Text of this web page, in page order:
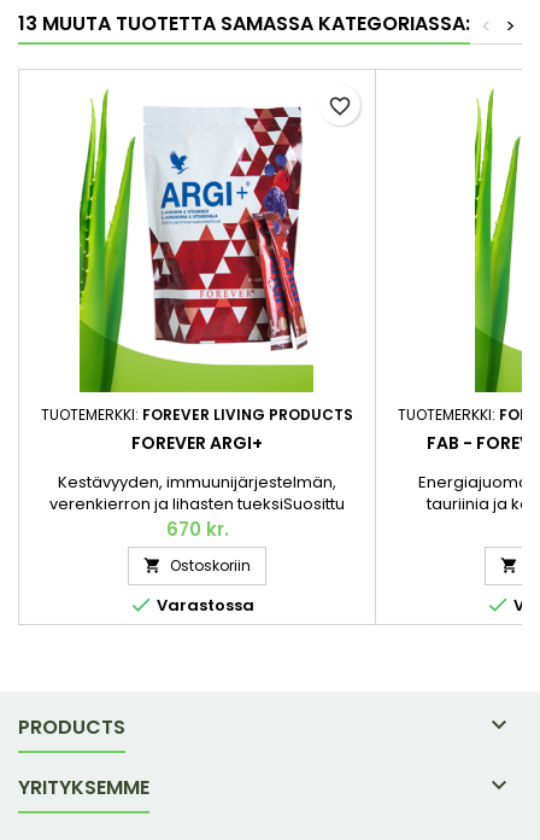
13 MUUTA TUOTETTA SAMASSA KATEGORIASSA: >
<
TUOTEMERKKI: FOREVER LIVING PRODUCTS
FOREVER ARGI+
Kestävyyden, immuunijärjestelmän,
verenkierron ja lihasten tueksiSuosittu
ravintolisämme sinulle, joka elät – tai
haluat elää – aktiivista elämäntapaa.
Sisältää aminohappo L-arginiinia sekä
useita tärkeitä vitamiineja, jotka tukevat
aktiivista elämäntapaa. 300 g / 30
670 kr.
 Ostoskoriin
 Varastossa
favorite_border
TUOTEMERKKI:
FAB -
Energiajuoma,
tauriinia ja
FAB Forever
joka antaa
kun tarvitset sitä.


PRODUCTS 
YRITYKSEMME 